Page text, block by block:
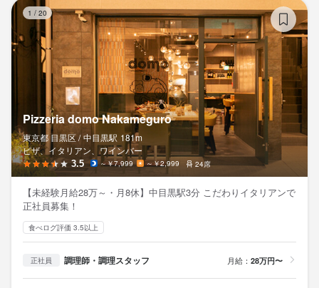
1 / 20
Pizzeria domo Nakameguro
東京都 目黒区 / 中目黒駅 181m
ピザ、イタリアン、ワインバー
3.5 ～￥7,999 ～￥2,999 24席
【未経験月給28万～・月8休】中目黒駅3分 こだわりイタリアンで
正社員募集！
食べログ評価 3.5以上
正社員 調理師・調理スタッフ 月給： 28万円〜